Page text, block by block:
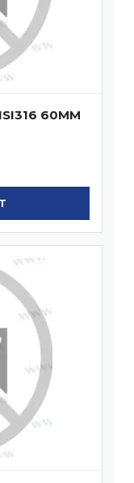
60MM